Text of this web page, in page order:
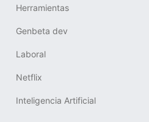
Herramientas
Genbeta dev
Laboral
Netflix
Inteligencia Artificial